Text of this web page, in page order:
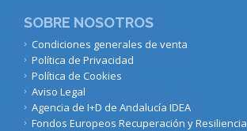
SOBRE NOSOTROS
Condiciones generales de venta
Política de Privacidad
Política de Cookies
Aviso Legal
Agencia de I+D de Andalucía IDEA
Fondos Europeos Recuperación y Resiliencia